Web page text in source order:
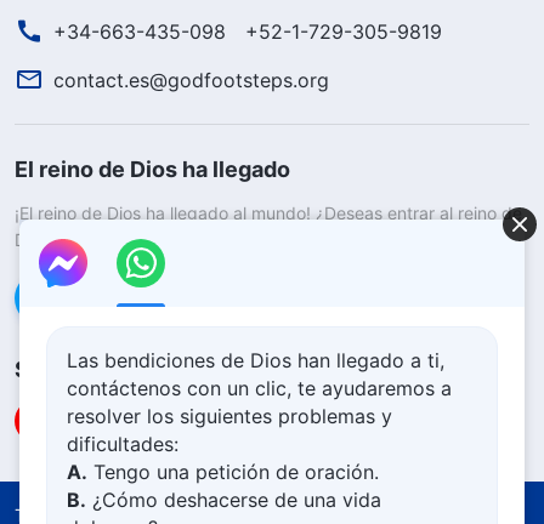
+34-663-435-098
+52-1-729-305-9819
contact.es@godfootsteps.org
El reino de Dios ha llegado
¡El reino de Dios ha llegado al mundo! ¿Deseas entrar al reino de
Dios? Saber más
Conéctate con nosotros en Messenger
Síguenos
Términos de uso Política de privacidad
Las bendiciones de Dios han llegado a ti,
contáctenos con un clic, te ayudaremos a
resolver los siguientes problemas y
dificultades:
A. Tengo una petición de oración.
B. ¿Cómo deshacerse de una vida